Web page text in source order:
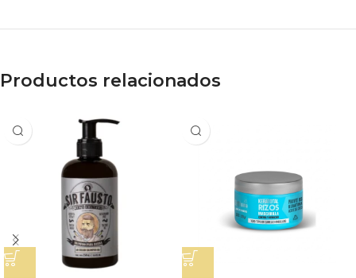
Productos relacionados